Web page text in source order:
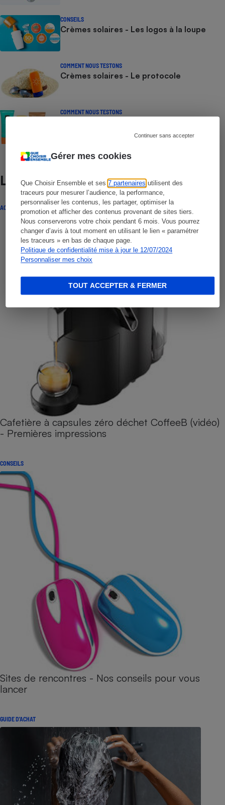
Gérer mes cookies
Que Choisir Ensemble et ses7 partenaires utilisent des
traceurs pour mesurer l’audience, la performance,
personnaliser les contenus, les partager, optimiser la
promotion et afficher des contenus provenant de sites tiers.
Nous conserverons votre choix pendant 6 mois. Vous pourrez
changer d’avis à tout moment en utilisant le lien « paramétrer
les traceurs » en bas de chaque page.
Politique de confidentialité mise à jour le 12/07/2024
Personnaliser mes choix
Continuer sans accepter
TOUT ACCEPTER & FERMER
CONSEILS
Crèmes solaires - Les logos à la loupe
COMMENT NOUS TESTONS
Crèmes solaires - Le protocole
COMMENT NOUS TESTONS
Lire aussi
ACTUALITÉ
Cafetière à capsules zéro déchet CoffeeB (vidéo)
- Premières impressions
CONSEILS
Sites de rencontres - Nos conseils pour vous
lancer
GUIDE D'ACHAT